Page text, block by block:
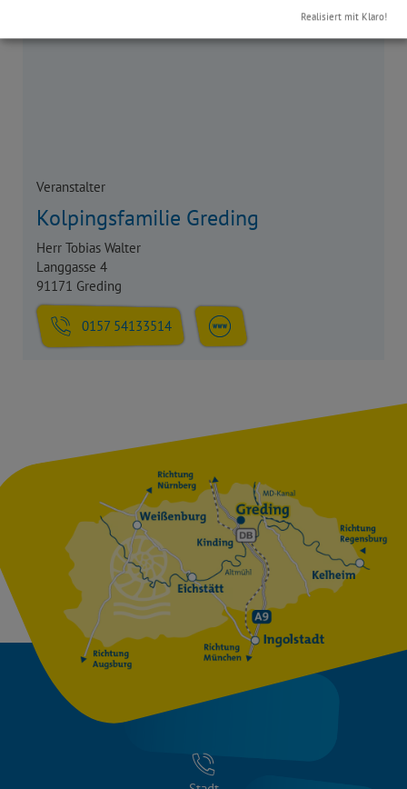
Veranstalter
Kolpingsfamilie Greding
Herr Tobias Walter
Langgasse 4
91171 Greding
0157 54133514
Realisiert mit Klaro!